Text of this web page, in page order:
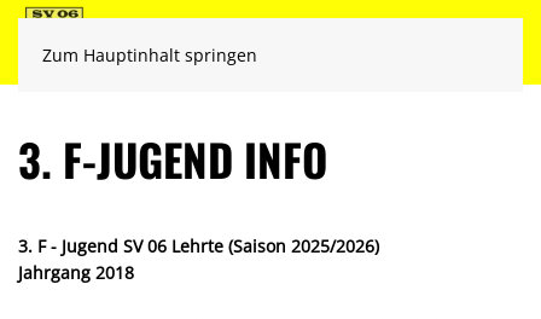
Zum Hauptinhalt springen
3. F-JUGEND INFO
3. F - Jugend SV 06 Lehrte (Saison 2025/2026)
Jahrgang 2018